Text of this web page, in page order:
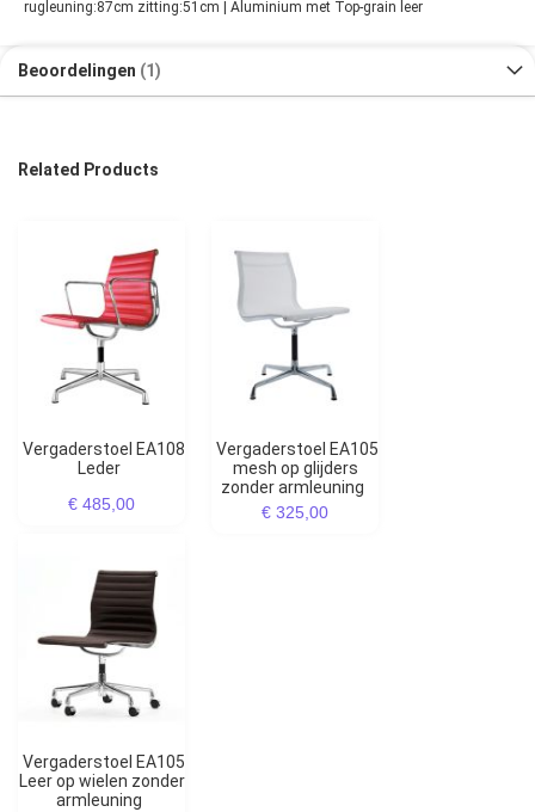
rugleuning:87cm zitting:51cm | Aluminium met Top-grain leer
Beoordelingen 1
Related Products
Vergaderstoel EA108
Leder
€ 485,00
Vergaderstoel EA105
mesh op glijders
zonder armleuning
€ 325,00
Vergaderstoel EA105
Leer op wielen zonder
armleuning